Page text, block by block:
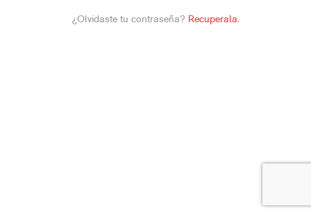
¿Olvidaste tu contraseña? Recuperala.